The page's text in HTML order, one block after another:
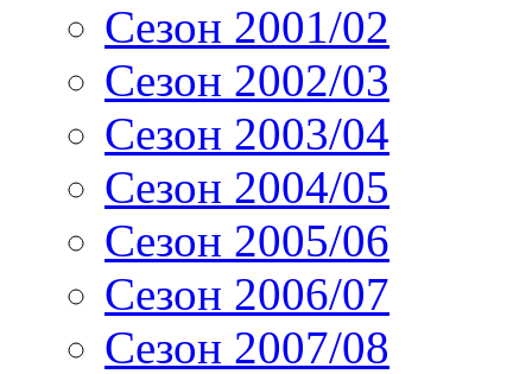
Сезон 2001/02
Сезон 2002/03
Сезон 2003/04
Сезон 2004/05
Сезон 2005/06
Сезон 2006/07
Сезон 2007/08